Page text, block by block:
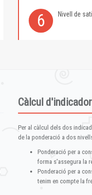
6 Nivell de
Càlcul
Per al càlcul dels dos
de la ponderació a dos
Ponderació per a
forma s'assegura la
Ponderació per a
tenim en compte la